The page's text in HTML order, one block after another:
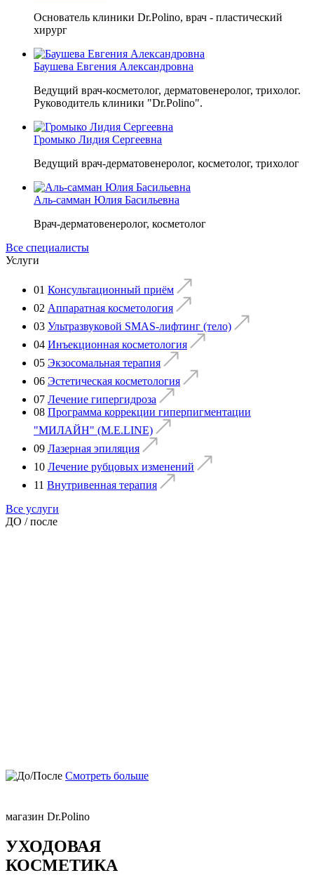
Основатель клиники Dr.Polino, врач - пластический
хирург
Баушева Евгения Александровна
Ведущий врач-косметолог, дерматовенеролог, трихолог.
Руководитель клиники "Dr.Polino".
Громыко Лидия Сергеевна
Ведущий врач-дерматовенеролог, косметолог, трихолог
Аль-самман Юлия Басильевна
Врач-дерматовенеролог, косметолог
Все специалисты
Услуги
01 Консультационный приём
02 Аппаратная косметология
03 Ультразвуковой SMAS-лифтинг (тело)
04 Инъекционная косметология
05 Экзосомальная терапия
06 Эстетическая косметология
07 Лечение гипергидроза
08 Программа коррекции гиперпигментации
"МИЛАЙН" (M.E.LINE)
09 Лазерная эпиляция
10 Лечение рубцовых изменений
11 Внутривенная терапия
Все услуги
ДО / после
Смотреть больше
магазин Dr.Polino
УХОДОВАЯ
КОСМЕТИКА